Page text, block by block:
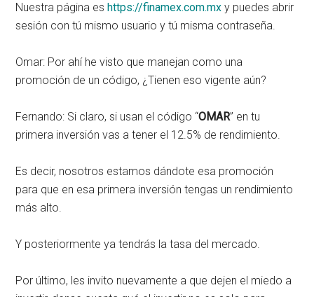
Nuestra página es https://finamex.com.mx y puedes abrir
sesión con tú mismo usuario y tú misma contraseña.
Omar: Por ahí he visto que manejan como una
promoción de un código, ¿Tienen eso vigente aún?
Fernando: Si claro, si usan el código “OMAR” en tu
primera inversión vas a tener el 12.5% de rendimiento.
Es decir, nosotros estamos dándote esa promoción
para que en esa primera inversión tengas un rendimiento
más alto.
Y posteriormente ya tendrás la tasa del mercado.
Por último, les invito nuevamente a que dejen el miedo a